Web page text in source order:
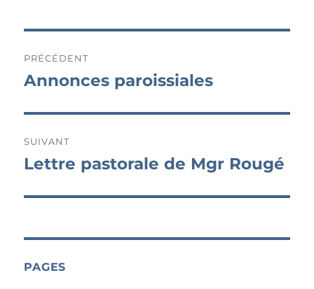
de
PRÉCÉDENT
Publication
Annonces paroissiales
SUIVANT
Publication
Lettre pastorale de Mgr Rougé
PAGES